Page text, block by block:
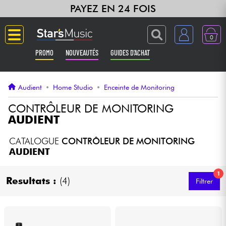
PAYEZ EN 24 FOIS
0
PROMO NOUVEAUTÉS GUIDES D'ACHAT
Guitares & Basses
Claviers & Pianos
Synthés & Sampleurs
Audient • Home Studio • Enceinte de Monitoring
CONTRÔLEUR DE MONITORING
AUDIENT
CATALOGUE CONTRÔLEUR DE MONITORING
AUDIENT
Resultats : (4)
1
Filtrer